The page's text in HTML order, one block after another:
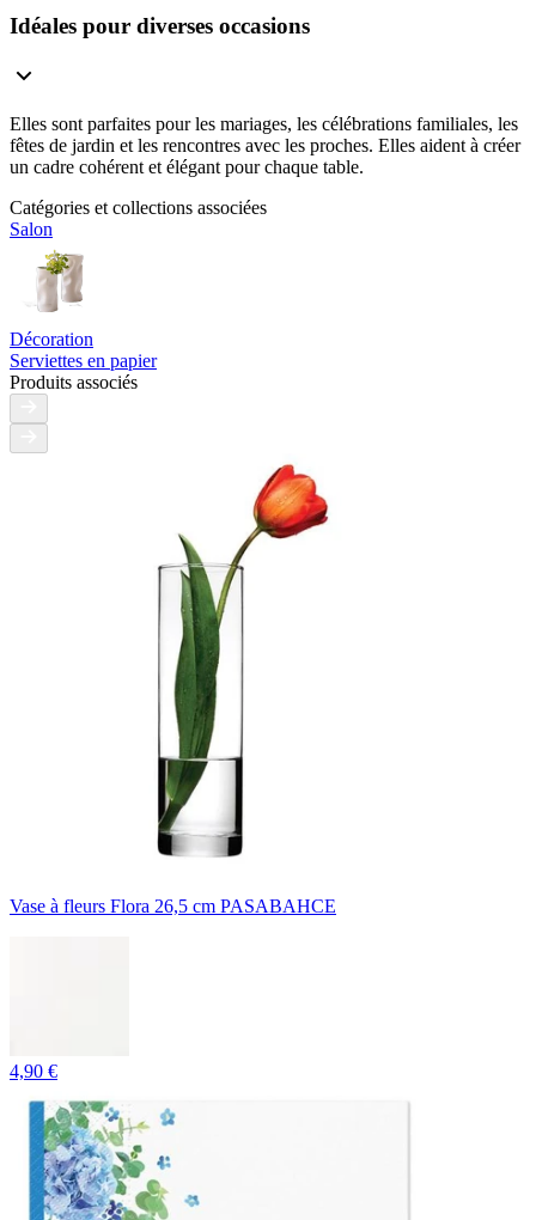
Idéales pour diverses occasions
Elles sont parfaites pour les mariages, les célébrations familiales, les
fêtes de jardin et les rencontres avec les proches. Elles aident à créer
un cadre cohérent et élégant pour chaque table.
Catégories et collections associées
Salon
Décoration
Serviettes en papier
Produits associés
Vase à fleurs Flora 26,5 cm PASABAHCE
4,90 €